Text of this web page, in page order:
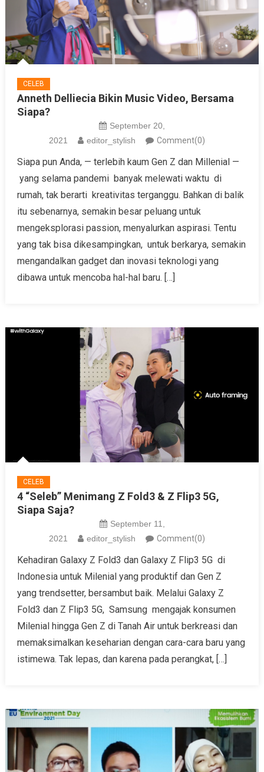
CELEB
Anneth Delliecia Bikin Music Video, Bersama
Siapa?
September 20,
2021
editor_stylish Comment(0)
Siapa pun Anda, — terlebih kaum Gen Z dan Millenial —
yang selama pandemi banyak melewati waktu di
rumah, tak berarti kreativitas terganggu. Bahkan di balik
itu sebenarnya, semakin besar peluang untuk
mengeksplorasi passion, menyalurkan aspirasi. Tentu
yang tak bisa dikesampingkan, untuk berkarya, semakin
mengandalkan gadget dan inovasi teknologi yang
dibawa untuk mencoba hal-hal baru. […]
CELEB
4 “Seleb” Menimang Z Fold3 & Z Flip3 5G,
Siapa Saja?
September 11,
2021
editor_stylish Comment(0)
Kehadiran Galaxy Z Fold3 dan Galaxy Z Flip3 5G di
Indonesia untuk Milenial yang produktif dan Gen Z
yang trendsetter, bersambut baik. Melalui Galaxy Z
Fold3 dan Z Flip3 5G, Samsung mengajak konsumen
Milenial hingga Gen Z di Tanah Air untuk berkreasi dan
memaksimalkan keseharian dengan cara-cara baru yang
istimewa. Tak lepas, dan karena pada perangkat, […]